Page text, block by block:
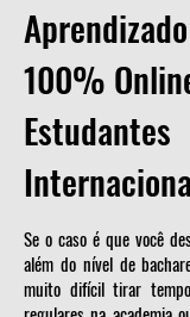
100%
Estudantes
Se o caso é que você
além do nível de
muito difícil tirar